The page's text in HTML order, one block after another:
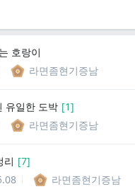
호랑이
라면좀현기증남
유일한 도박 [1]
라면좀현기증남
리 [7]
라면좀현기증남